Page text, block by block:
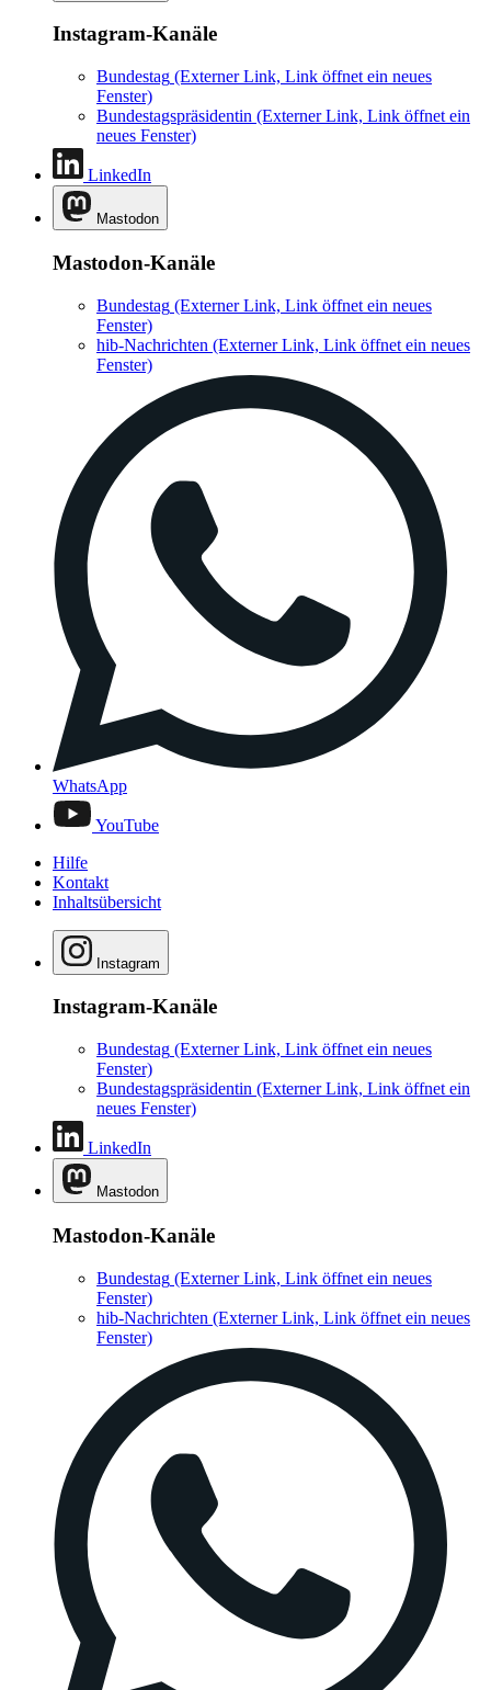
Instagram-Kanäle
Bundestag (Externer Link, Link öffnet ein neues
Fenster)
Bundestagspräsidentin (Externer Link, Link öffnet ein
neues Fenster)
LinkedIn
Mastodon
Mastodon-Kanäle
Bundestag (Externer Link, Link öffnet ein neues
Fenster)
hib-Nachrichten (Externer Link, Link öffnet ein neues
Fenster)
WhatsApp
YouTube
Hilfe
Kontakt
Inhaltsübersicht
Instagram
Instagram-Kanäle
Bundestag (Externer Link, Link öffnet ein neues
Fenster)
Bundestagspräsidentin (Externer Link, Link öffnet ein
neues Fenster)
LinkedIn
Mastodon
Mastodon-Kanäle
Bundestag (Externer Link, Link öffnet ein neues
Fenster)
hib-Nachrichten (Externer Link, Link öffnet ein neues
Fenster)